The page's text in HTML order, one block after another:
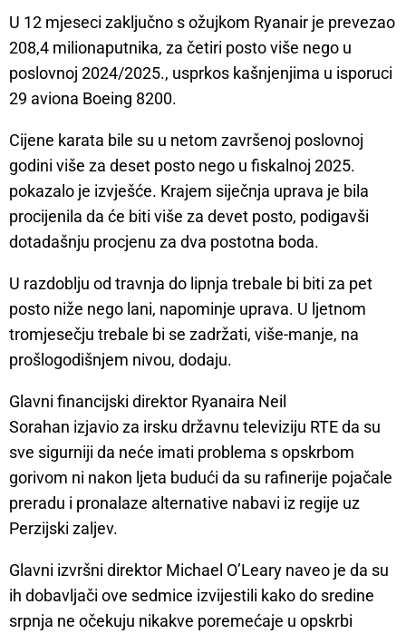
U 12 mjeseci zaključno s ožujkom Ryanair je prevezao
208,4 milionaputnika, za četiri posto više nego u
poslovnoj 2024/2025., usprkos kašnjenjima u isporuci
29 aviona Boeing 8200.
Cijene karata bile su u netom završenoj poslovnoj
godini više za deset posto nego u fiskalnoj 2025.
pokazalo je izvješće. Krajem siječnja uprava je bila
procijenila da će biti više za devet posto, podigavši
dotadašnju procjenu za dva postotna boda.
U razdoblju od travnja do lipnja trebale bi biti za pet
posto niže nego lani, napominje uprava. U ljetnom
tromjesečju trebale bi se zadržati, više-manje, na
prošlogodišnjem nivou, dodaju.
Glavni financijski direktor Ryanaira Neil
Sorahan izjavio za irsku državnu televiziju RTE da su
sve sigurniji da neće imati problema s opskrbom
gorivom ni nakon ljeta budući da su rafinerije pojačale
preradu i pronalaze alternative nabavi iz regije uz
Perzijski zaljev.
Glavni izvršni direktor Michael O’Leary naveo je da su
ih dobavljači ove sedmice izvijestili kako do sredine
srpnja ne očekuju nikakve poremećaje u opskrbi